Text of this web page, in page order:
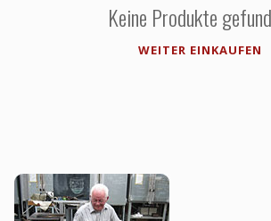
Keine Produkte
WEITER EINKAUFEN